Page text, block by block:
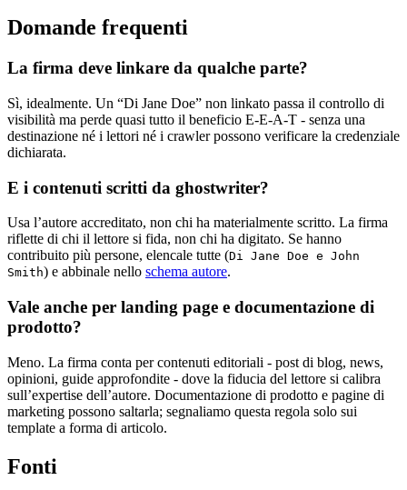
Domande frequenti
La firma deve linkare da qualche parte?
Sì, idealmente. Un “Di Jane Doe” non linkato passa il controllo di
visibilità ma perde quasi tutto il beneficio E-E-A-T - senza una
destinazione né i lettori né i crawler possono verificare la credenziale
dichiarata.
E i contenuti scritti da ghostwriter?
Usa l’autore accreditato, non chi ha materialmente scritto. La firma
riflette di chi il lettore si fida, non chi ha digitato. Se hanno
contribuito più persone, elencale tutte (Di Jane Doe e John
Smith) e abbinale nello schema autore.
Vale anche per landing page e documentazione di
prodotto?
Meno. La firma conta per contenuti editoriali - post di blog, news,
opinioni, guide approfondite - dove la fiducia del lettore si calibra
sull’expertise dell’autore. Documentazione di prodotto e pagine di
marketing possono saltarla; segnaliamo questa regola solo sui
template a forma di articolo.
Fonti